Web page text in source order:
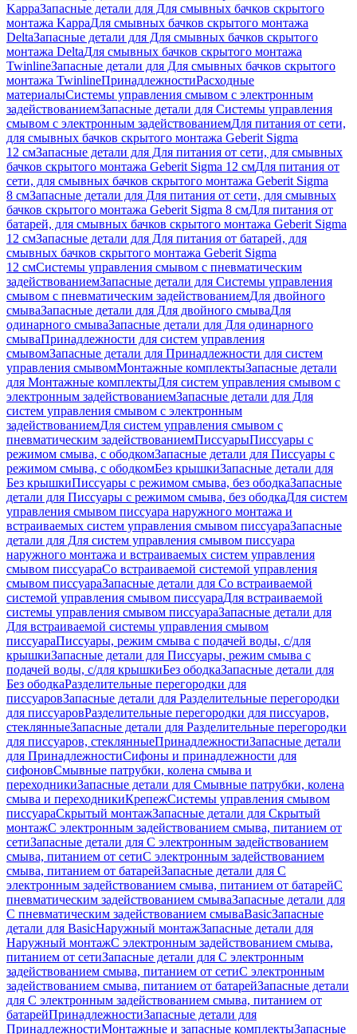
KappaЗапасные детали для Для смывных бачков скрытого
монтажа KappaДля смывных бачков скрытого монтажа
DeltaЗапасные детали для Для смывных бачков скрытого
монтажа DeltaДля смывных бачков скрытого монтажа
TwinlineЗапасные детали для Для смывных бачков скрытого
монтажа TwinlineПринадлежностиРасходные
материалыСистемы управления смывом с электронным
задействованиемЗапасные детали для Системы управления
смывом с электронным задействованиемДля питания от сети,
для смывных бачков скрытого монтажа Geberit Sigma
12 смЗапасные детали для Для питания от сети, для смывных
бачков скрытого монтажа Geberit Sigma 12 смДля питания от
сети, для смывных бачков скрытого монтажа Geberit Sigma
8 смЗапасные детали для Для питания от сети, для смывных
бачков скрытого монтажа Geberit Sigma 8 смДля питания от
батарей, для смывных бачков скрытого монтажа Geberit Sigma
12 смЗапасные детали для Для питания от батарей, для
смывных бачков скрытого монтажа Geberit Sigma
12 смСистемы управления смывом с пневматическим
задействованиемЗапасные детали для Системы управления
смывом с пневматическим задействованиемДля двойного
смываЗапасные детали для Для двойного смываДля
одинарного смываЗапасные детали для Для одинарного
смываПринадлежности для систем управления
смывомЗапасные детали для Принадлежности для систем
управления смывомМонтажные комплектыЗапасные детали
для Монтажные комплектыДля систем управления смывом с
электронным задействованиемЗапасные детали для Для
систем управления смывом с электронным
задействованиемДля систем управления смывом с
пневматическим задействованиемПиссуарыПиссуары с
режимом смыва, с ободкомЗапасные детали для Писсуары с
режимом смыва, с ободкомБез крышкиЗапасные детали для
Без крышкиПиссуары с режимом смыва, без ободкаЗапасные
детали для Писсуары с режимом смыва, без ободкаДля систем
управления смывом писсуара наружного монтажа и
встраиваемых систем управления смывом писсуараЗапасные
детали для Для систем управления смывом писсуара
наружного монтажа и встраиваемых систем управления
смывом писсуараСо встраиваемой системой управления
смывом писсуараЗапасные детали для Со встраиваемой
системой управления смывом писсуараДля встраиваемой
системы управления смывом писсуараЗапасные детали для
Для встраиваемой системы управления смывом
писсуараПиссуары, режим смыва с подачей воды, с/для
крышкиЗапасные детали для Писсуары, режим смыва с
подачей воды, с/для крышкиБез ободкаЗапасные детали для
Без ободкаРазделительные перегородки для
писсуаровЗапасные детали для Разделительные перегородки
для писсуаровРазделительные перегородки для писсуаров,
стеклянныеЗапасные детали для Разделительные перегородки
для писсуаров, стеклянныеПринадлежностиЗапасные детали
для ПринадлежностиСифоны и принадлежности для
сифоновСмывные патрубки, колена смыва и
переходникиЗапасные детали для Смывные патрубки, колена
смыва и переходникиКрепежСистемы управления смывом
писсуараСкрытый монтажЗапасные детали для Скрытый
монтажС электронным задействованием смыва, питанием от
сетиЗапасные детали для С электронным задействованием
смыва, питанием от сетиС электронным задействованием
смыва, питанием от батарейЗапасные детали для С
электронным задействованием смыва, питанием от батарейС
пневматическим задействованием смываЗапасные детали для
С пневматическим задействованием смываBasicЗапасные
детали для BasicНаружный монтажЗапасные детали для
Наружный монтажС электронным задействованием смыва,
питанием от сетиЗапасные детали для С электронным
задействованием смыва, питанием от сетиС электронным
задействованием смыва, питанием от батарейЗапасные детали
для С электронным задействованием смыва, питанием от
батарейПринадлежностиЗапасные детали для
ПринадлежностиМонтажные и запасные комплектыЗапасные